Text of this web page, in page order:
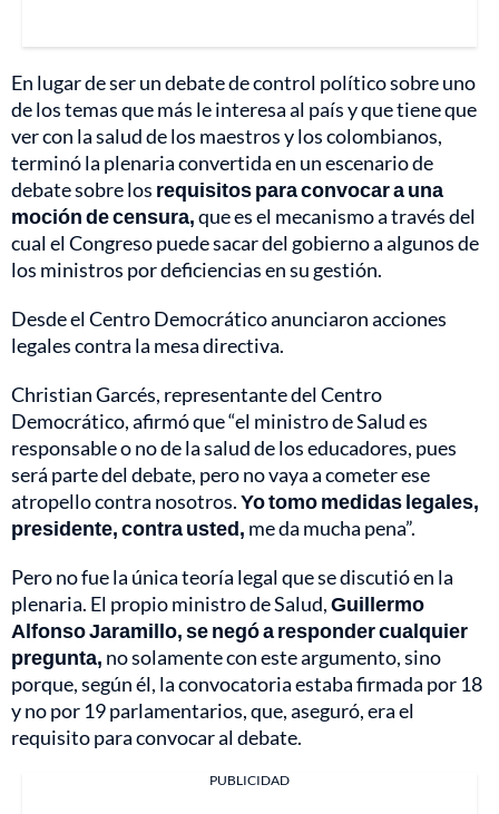
En lugar de ser un debate de control político sobre uno
de los temas que más le interesa al país y que tiene que
ver con la salud de los maestros y los colombianos,
terminó la plenaria convertida en un escenario de
debate sobre los requisitos para convocar a una
moción de censura,que es el mecanismo a través del
cual el Congreso puede sacar del gobierno a algunos de
los ministros por deficiencias en su gestión.
Desde el Centro Democrático anunciaron acciones
legales contra la mesa directiva.
Christian Garcés, representante del Centro
Democrático, afirmó que “el ministro de Salud es
responsable o no de la salud de los educadores, pues
será parte del debate, pero no vaya a cometer ese
atropello contra nosotros.Yo tomo medidas legales,
presidente, contra usted, me da mucha pena”.
Pero no fue la única teoría legal que se discutió en la
plenaria. El propio ministro de Salud,Guillermo
Alfonso Jaramillo, se negó a responder cualquier
pregunta, no solamente con este argumento, sino
porque, según él, la convocatoria estaba firmada por 18
y no por 19 parlamentarios, que, aseguró, era el
requisito para convocar al debate.
PUBLICIDAD